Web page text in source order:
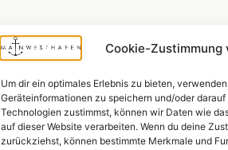
Cookie-Zustimmung
Um dir ein optimales Erlebnis zu bieten,
Geräteinformationen zu speichern und/oder
Technologien zustimmst, können wir Daten wie
auf dieser Website verarbeiten. Wenn du deine
zurückziehst, können bestimmte Merkmale und